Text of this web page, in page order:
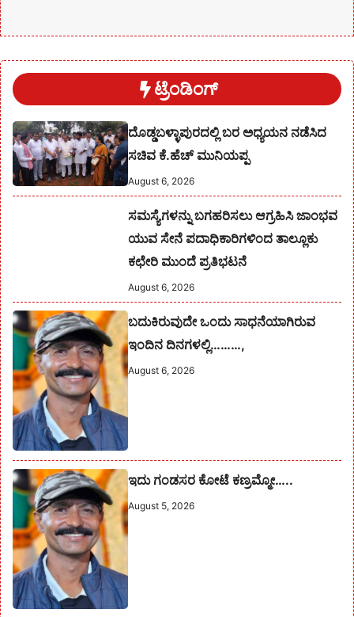
ಟ್ರೆಂಡಿಂಗ್
ದೊಡ್ಡಬಳ್ಳಾಪುರದಲ್ಲಿ ಬರ ಅಧ್ಯಯನ ನಡೆಸಿದ
ಸಚಿವ ಕೆ.ಹೆಚ್ ಮುನಿಯಪ್ಪ
August 6, 2026
ಸಮಸ್ಯೆಗಳನ್ನು ಬಗಹರಿಸಲು ಆಗ್ರಹಿಸಿ ಜಾಂಭವ
ಯುವ ಸೇನೆ ಪದಾಧಿಕಾರಿಗಳಿಂದ ತಾಲ್ಲೂಕು
ಕಛೇರಿ ಮುಂದೆ ಪ್ರತಿಭಟನೆ
August 6, 2026
ಬದುಕಿರುವುದೇ ಒಂದು ಸಾಧನೆಯಾಗಿರುವ
ಇಂದಿನ ದಿನಗಳಲ್ಲಿ………,
August 6, 2026
ಇದು ಗಂಡಸರ ಕೋಟೆ ಕಣ್ರಮ್ಮೋ…..
August 5, 2026